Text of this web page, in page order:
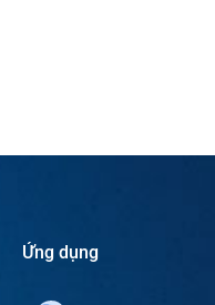
Ứng dụng